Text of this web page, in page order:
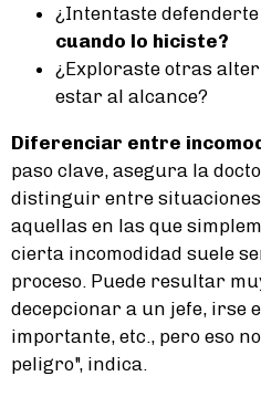
¿Intentaste
cuando lo hiciste?
¿Exploraste otras
estar al alcance?
Diferenciar entre
paso clave, asegura la
distinguir entre
aquellas en las que
cierta incomodidad suele
proceso. Puede resultar
decepcionar a un jefe, irse
importante, etc., pero eso
peligro", indica.